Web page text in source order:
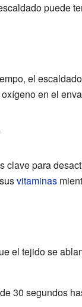
puede
el
en el
para
vitaminas
el tejido se
30 segundos